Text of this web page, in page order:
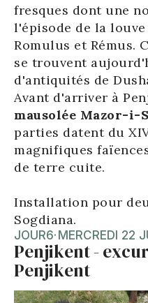
fresques dont une
l'épisode de la
Romulus et Rémus.
se trouvent
d'antiquités de
Avant d'arriver à
mausolée Mazor-i-
parties datent du
magnifiques
de terre cuite.
Installation pour
Sogdiana.
JOUR6· MERCREDI 22
Penjikent -
Penjikent